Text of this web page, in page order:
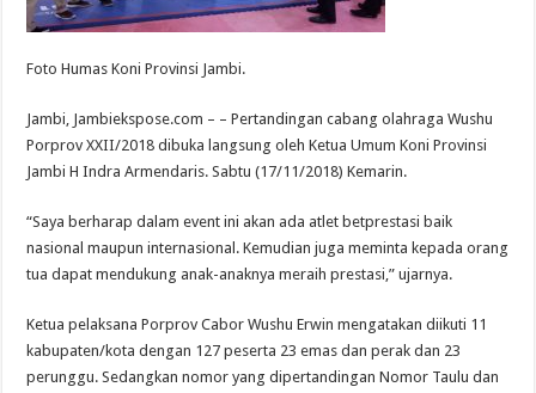
Foto Humas Koni Provinsi Jambi.
Jambi, Jambiekspose.com – – Pertandingan cabang olahraga Wushu
Porprov XXII/2018 dibuka langsung oleh Ketua Umum Koni Provinsi
Jambi H Indra Armendaris. Sabtu (17/11/2018) Kemarin.
“Saya berharap dalam event ini akan ada atlet betprestasi baik
nasional maupun internasional. Kemudian juga meminta kepada orang
tua dapat mendukung anak-anaknya meraih prestasi,” ujarnya.
Ketua pelaksana Porprov Cabor Wushu Erwin mengatakan diikuti 11
kabupaten/kota dengan 127 peserta 23 emas dan perak dan 23
perunggu. Sedangkan nomor yang dipertandingan Nomor Taulu dan